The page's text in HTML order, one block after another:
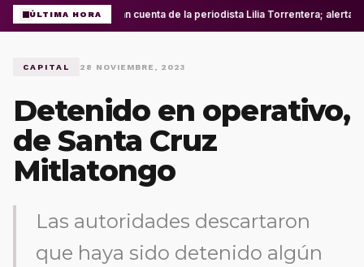
ÚLTIMA HORARoban cuenta de la periodista Lilia Torrentera; alerta
CAPITAL 28 NOVIEMBRE, 2023
Detenido en operativo,
de Santa Cruz
Mitlatongo
Las autoridades descartaron
que haya sido detenido algún